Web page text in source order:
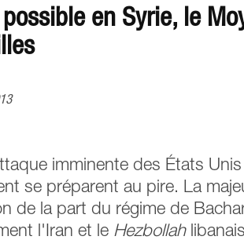
en Syrie, le
imminente des États
se préparent au pire. La
de la part du régime de
l'Iran et le Hezbollah